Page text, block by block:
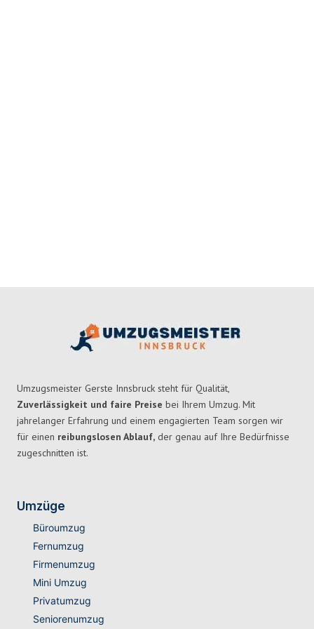
Umzugsmeister Gerste Innsbruck steht für Qualität,
Zuverlässigkeit und faire Preise bei Ihrem Umzug. Mit
jahrelanger Erfahrung und einem engagierten Team sorgen wir
für einen reibungslosen Ablauf, der genau auf Ihre Bedürfnisse
zugeschnitten ist.
Umzüge
Büroumzug
Fernumzug
Firmenumzug
Mini Umzug
Privatumzug
Seniorenumzug